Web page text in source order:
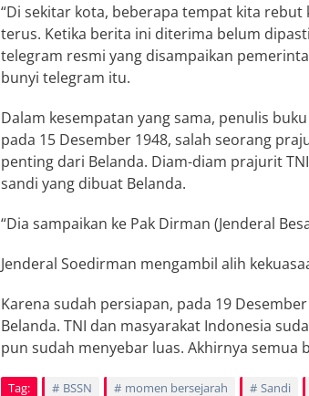
“Di sekitar kota, beberapa tempat kita
terus. Ketika berita ini diterima belum
telegram resmi yang disampaikan
bunyi telegram itu.
Dalam kesempatan yang sama, penulis
pada 15 Desember 1948, salah seorang
penting dari Belanda. Diam-diam prajurit
sandi yang dibuat Belanda.
“Dia sampaikan ke Pak Dirman (Jenderal
Jenderal Soedirman mengambil alih
Karena sudah persiapan, pada 19
Belanda. TNI dan masyarakat Indonesia
pun sudah menyebar luas. Akhirnya semua
Tag: BSSN momen bersejarah Sandi